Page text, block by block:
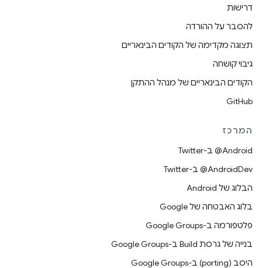
דרישות
להסבר על ההורדה
תצוגה מקדימה של הקודים הבינאריים
גיבוי קושחה
הקודים הבינאריים של מנהל ההתקן
GitHub
המרכז
‎@Android ב-Twitter
‎@AndroidDev ב-Twitter
הבלוג של Android
בלוג האבטחה של Google
פלטפורמה ב-Google Groups
בנייה של גרסת Build ב-Google Groups
היסב (porting) ב-Google Groups